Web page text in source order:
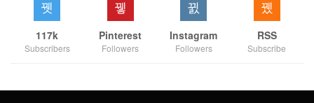
117k
Subscribers
Pinterest
Followers
Instagram
Followers
RSS
Subscribe